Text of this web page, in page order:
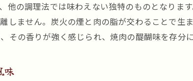
他の調理法では味わえない独特のものとなりま
しません。炭火の煙と肉の脂が交わることで
その香りが強く感じられ、焼肉の醍醐味を存分に
味